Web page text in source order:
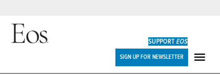
Skip
SUPPORTEOS
SIGN UP FOR NEWSLETTER